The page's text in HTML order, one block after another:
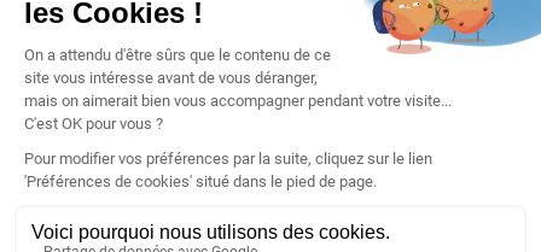
NOS SERVICES
Rdv conseil
Notices et Tutos
Réalisations
Blog
Retours & SAV
Paiement
FABRICANT DEPUIS 30 ANS
Notre histoire
POUR LES
PROFESSIONNELS